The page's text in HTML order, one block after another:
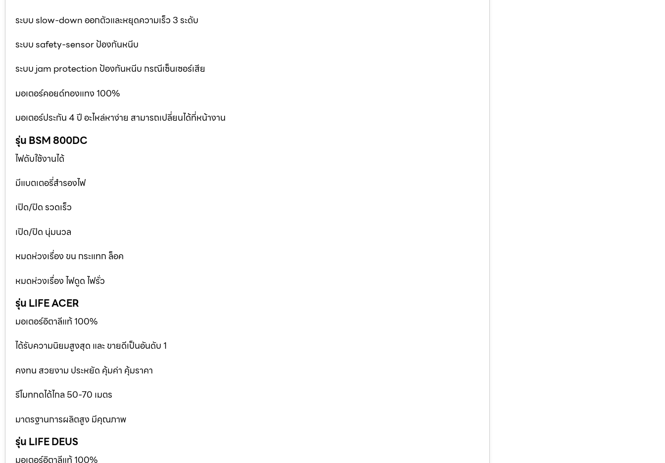
ระบบ slow-down ออกตัวและหยุดความเร็ว 3 ระดับ
ระบบ safety-sensor ป้องกันหนีบ
ระบบ jam protection ป้องกันหนีบ กรณีเซ็นเซอร์เสีย
มอเตอร์คอยด์ทองแทง 100%
มอเตอร์ประกัน 4 ปี อะไหล่หาง่าย สามารถเปลี่ยนได้ที่หน้างาน
รุ่น BSM 800DC
ไฟดับใช้งานได้
มีแบตเตอรี่สำรองไฟ
เปิด/ปิด รวดเร็ว
เปิด/ปิด นุ่มนวล
หมดห่วงเรื่อง ขน กระแทก ล็อค
หมดห่วงเรื่อง ไฟดูด ไฟรั่ว
รุ่น LIFE ACER
มอเตอร์อิตาลีแท้ 100%
ได้รับความนิยมสูงสุด และ ขายดีเป็นอันดับ 1
คงทน สวยงาม ประหยัด คุ้มค่า คุ้มราคา
รีโมทกดได้ไกล 50-70 เมตร
มาตรฐานการผลิตสูง มีคุณภาพ
รุ่น LIFE DEUS
มอเตอร์อิตาลีแท้ 100%